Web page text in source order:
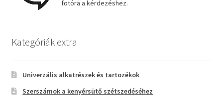
fotóra a kérdezéshez.
Kategóriák extra
Univerzális alkatrészek és tartozékok
Szerszámok a kenyérsütő szétszedéséhez